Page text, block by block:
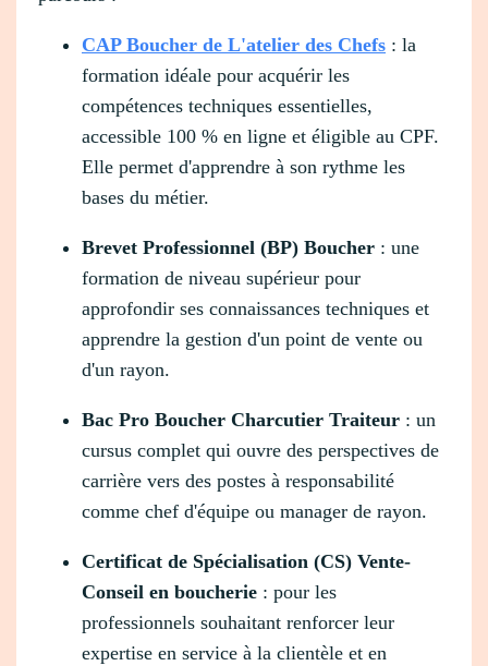
CAP Boucher de L'atelier des Chefs : la
formation idéale pour acquérir les
compétences techniques essentielles,
accessible 100 % en ligne et éligible au CPF.
Elle permet d'apprendre à son rythme les
bases du métier.
Brevet Professionnel (BP) Boucher : une
formation de niveau supérieur pour
approfondir ses connaissances techniques et
apprendre la gestion d'un point de vente ou
d'un rayon.
Bac Pro Boucher Charcutier Traiteur : un
cursus complet qui ouvre des perspectives de
carrière vers des postes à responsabilité
comme chef d'équipe ou manager de rayon.
Certificat de Spécialisation (CS) Vente-
Conseil en boucherie : pour les
professionnels souhaitant renforcer leur
expertise en service à la clientèle et en